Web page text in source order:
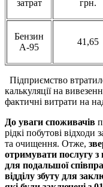
затрат
грн.
Бензин
А-95
41,65
Підприємство
калькуляції на
фактичні витрати на
До уваги споживачів
рідкі побутові відходи
та очищення. Отже,
отримувати послугу з
для подальшої
відділу збуту для